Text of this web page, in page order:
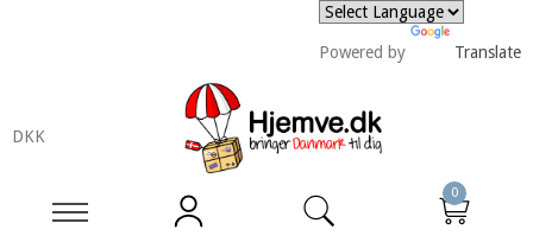
Powered by Translate
DKK
0